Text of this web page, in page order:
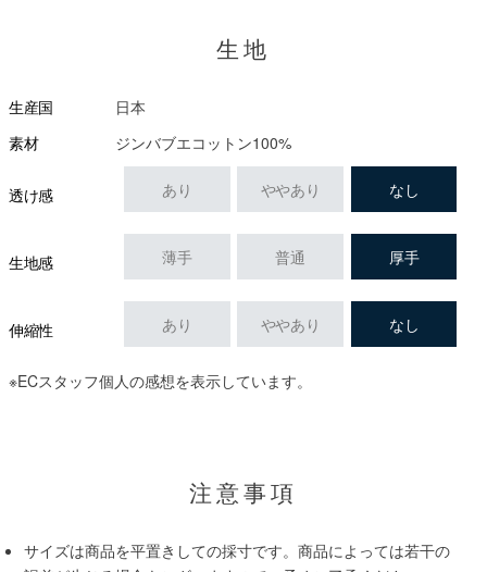
生地
生産国
日本
素材
ジンバブエコットン100%
透け感 あり ややあり なし
生地感 薄手 普通 厚手
伸縮性 あり ややあり なし
※ECスタッフ個人の感想を表示しています。
注意事項
サイズは商品を平置きしての採寸です。商品によっては若干の